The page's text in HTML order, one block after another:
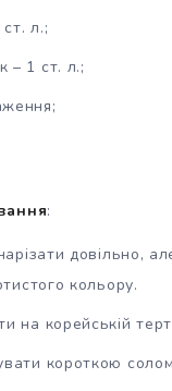
л.;
– 1 ст. л.;
:
довільно,
кольору.
на корейській
короткою